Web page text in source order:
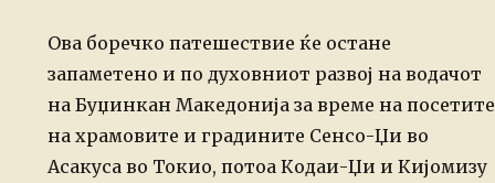
Ова боречко патешествие ќе остане
запаметено и по духовниот развој на водачот
на Буџинкан Македонија за време на посетите
на храмовите и градините Сенсо-Џи во
Асакуса во Токио, потоа Кодаи-Џи и Кијомизу